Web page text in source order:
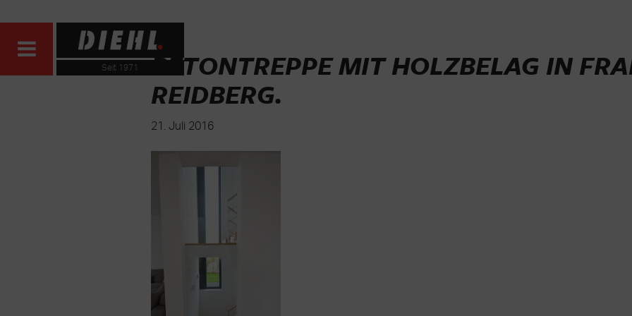
Seit 1971
BETONTREPPE MIT HOLZBELAG IN
REIDBERG.
21. Juli 2016